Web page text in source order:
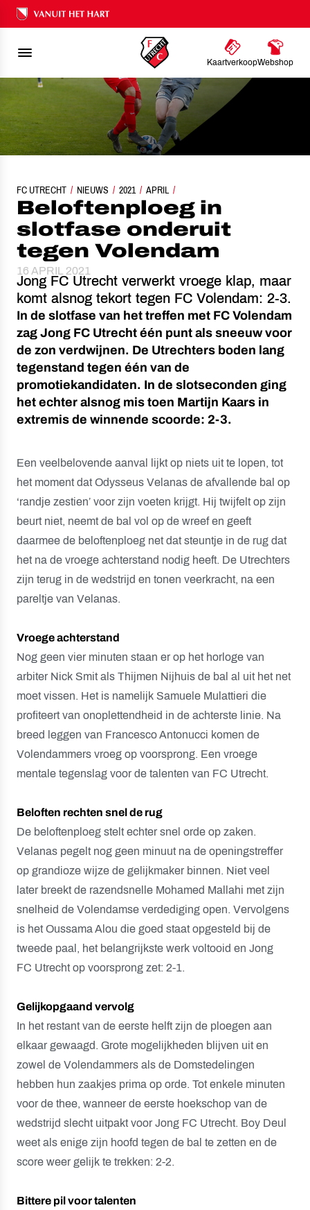
Ons nalatenschap
KaartverkoopWebshop
FC UTRECHT NIEUWS 2021 APRIL
BELOFTENPLOEG IN SLOTFASE ONDERUIT TEGEN VOLENDAM
Beloftenploeg in
slotfase onderuit
tegen Volendam
16 APRIL 2021
Jong FC Utrecht verwerkt vroege klap, maar
komt alsnog tekort tegen FC Volendam: 2-3.
In de slotfase van het treffen met FC Volendam
zag Jong FC Utrecht één punt als sneeuw voor
de zon verdwijnen. De Utrechters boden lang
tegenstand tegen één van de
promotiekandidaten. In de slotseconden ging
het echter alsnog mis toen Martijn Kaars in
extremis de winnende scoorde: 2-3.
Een veelbelovende aanval lijkt op niets uit te lopen, tot
het moment dat Odysseus Velanas de afvallende bal op
‘randje zestien’ voor zijn voeten krijgt. Hij twijfelt op zijn
beurt niet, neemt de bal vol op de wreef en geeft
daarmee de beloftenploeg net dat steuntje in de rug dat
het na de vroege achterstand nodig heeft. De Utrechters
zijn terug in de wedstrijd en tonen veerkracht, na een
pareltje van Velanas.
Vroege achterstand
Nog geen vier minuten staan er op het horloge van
arbiter Nick Smit als Thijmen Nijhuis de bal al uit het net
moet vissen. Het is namelijk Samuele Mulattieri die
profiteert van onoplettendheid in de achterste linie. Na
breed leggen van Francesco Antonucci komen de
Volendammers vroeg op voorsprong. Een vroege
mentale tegenslag voor de talenten van FC Utrecht.
Beloften rechten snel de rug
De beloftenploeg stelt echter snel orde op zaken.
Velanas pegelt nog geen minuut na de openingstreffer
op grandioze wijze de gelijkmaker binnen. Niet veel
later breekt de razendsnelle Mohamed Mallahi met zijn
snelheid de Volendamse verdediging open. Vervolgens
is het Oussama Alou die goed staat opgesteld bij de
tweede paal, het belangrijkste werk voltooid en Jong
FC Utrecht op voorsprong zet: 2-1.
Gelijkopgaand vervolg
In het restant van de eerste helft zijn de ploegen aan
elkaar gewaagd. Grote mogelijkheden blijven uit en
zowel de Volendammers als de Domstedelingen
hebben hun zaakjes prima op orde. Tot enkele minuten
voor de thee, wanneer de eerste hoekschop van de
wedstrijd slecht uitpakt voor Jong FC Utrecht. Boy Deul
weet als enige zijn hoofd tegen de bal te zetten en de
score weer gelijk te trekken: 2-2.
Bittere pil voor talenten